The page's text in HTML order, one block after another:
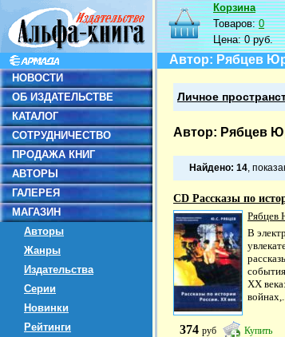
НОВОСТИ
ОБ ИЗДАТЕЛЬСТВЕ
КАТАЛОГ
СОТРУДНИЧЕСТВО
ПРОДАЖА КНИГ
АВТОРЫ
ГАЛЕРЕЯ
МАГАЗИН
Авторы
Жанры
Издательства
Серии
Новинки
Рейтинги
Корзина
Товаров:0
Цена:0 руб.
Автор: Рябцев
Личное
Автор: Рябцев
Найдено: 14,
CD Рассказы по
Рябцев
В
XX
374 руб Купить